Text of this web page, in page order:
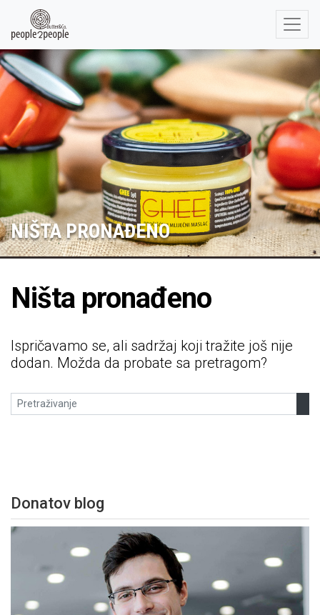
NIŠTA PRONAĐENO
Ništa pronađeno
Ispričavamo se, ali sadržaj koji tražite još nije
dodan. Možda da probate sa pretragom?
Donatov blog